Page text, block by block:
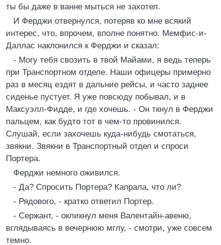
ты бы даже в ванне мыться не захотел.
И Ферджи отвернулся, потеряв ко мне всякий
интерес, что, впрочем, вполне понятно. Мемфис-и-
Даллас наклонился к Ферджи и сказал:
- Могу тебя свозить в твой Майами, я ведь теперь
при Транспортном отделе. Наши офицеры примерно
раз в месяц ездят в дальние рейсы, и часто заднее
сиденье пустует. Я уже повсюду побывал, и в
Максуэлл-Фидде, и где хочешь. - Он ткнул в Ферджи
пальцем, как будто тот в чем-то провинился.
Слушай, если захочешь куда-нибудь смотаться,
звякни. Звякни в Транспортный отдел и спроси
Портера.
Ферджи немного оживился.
- Да? Спросить Портера? Капрала, что ли?
- Рядового, - кратко ответил Портер.
- Сержант, - окликнул меня Валентайн-авеню,
вглядываясь в вечернюю мглу, - смотри, уже совсем
темно.